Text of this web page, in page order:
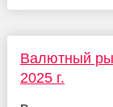
Валютный
2025 г.